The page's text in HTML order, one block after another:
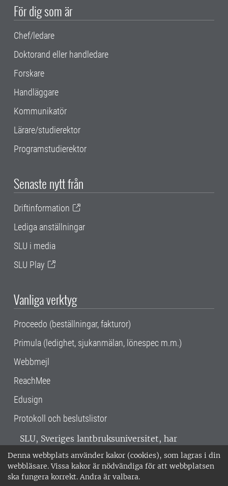
Denna webbplats använder kakor (cookies), som lagras i din
webbläsare. Vissa kakor är nödvändiga för att webbplatsen
ska fungera korrekt. Andra är valbara.
För dig som är
Chef/ledare
Doktorand eller handledare
Forskare
Handläggare
Kommunikatör
Lärare/studierektor
Programstudierektor
Senaste nytt från
Driftinformation
Lediga anställningar
SLU i media
SLU Play
Vanliga verktyg
Proceedo (beställningar, fakturor)
Primula (ledighet, sjukanmälan, lönespec m.m.)
Webbmejl
ReachMee
Edusign
Protokoll och beslutslistor
SLU, Sveriges lantbruksuniversitet, har
verksamhet över hela Sverige. Huvudorter är
Alnarp, Uppsala och Umeå.SLU är
miljöcertifierat enligt ISO 14001. •